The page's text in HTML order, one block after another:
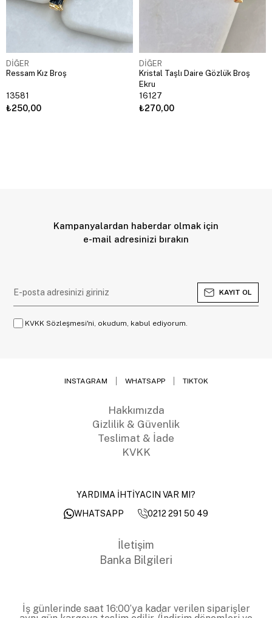
DİĞER
Ressam Kız Broş
13581
₺250,00
DİĞER
Kristal Taşlı Daire Gözlük Broş
Ekru
16127
₺270,00
Kampanyalardan haberdar olmak için
e-mail adresinizi bırakın
KAYIT OL
KVKK Sözleşmesi'ni, okudum, kabul ediyorum.
INSTAGRAM WHATSAPP TIKTOK
Hakkımızda
Gizlilik & Güvenlik
Teslimat & İade
KVKK
YARDIMA İHTİYACIN VAR MI?
WHATSAPP
0212 291 50 49
İletişim
Banka Bilgileri
İş günlerinde saat 16:00’ya kadar verilen siparişler